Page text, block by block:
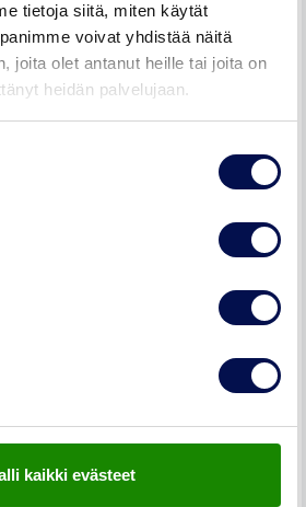
tietoja siitä, miten käytät
voivat yhdistää näitä
joita olet antanut heille tai joita on
heidän palvelujaan.
kaikki evästeet